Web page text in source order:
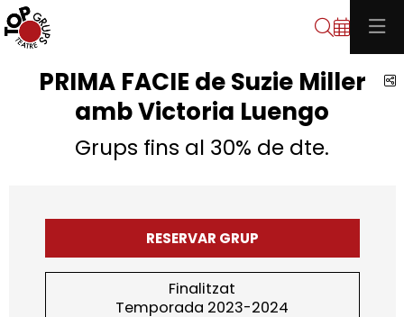
Cerca
PRIMA FACIE de Suzie Miller
amb Victoria Luengo
Grups fins al 30% de dte.
RESERVAR GRUP
Finalitzat
Temporada 2023-2024